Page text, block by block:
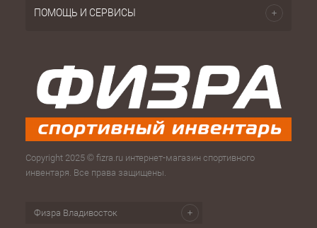
ПОМОЩЬ И СЕРВИСЫ
Copyright 2025 © fizra.ru интернет-магазин спортивного
инвентаря. Все права защищены.
Физра Владивосток